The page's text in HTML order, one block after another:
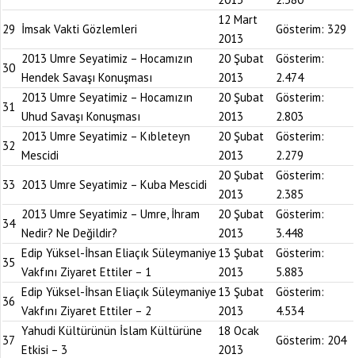
29 İmsak Vakti Gözlemleri
12 Mart
2013
Gösterim: 329
30
2013 Umre Seyatimiz – Hocamızın
Hendek Savaşı Konuşması
20 Şubat
2013
Gösterim:
2.474
31
2013 Umre Seyatimiz – Hocamızın
Uhud Savaşı Konuşması
20 Şubat
2013
Gösterim:
2.803
32
2013 Umre Seyatimiz – Kıbleteyn
Mescidi
20 Şubat
2013
Gösterim:
2.279
33 2013 Umre Seyatimiz – Kuba Mescidi
20 Şubat
2013
Gösterim:
2.385
34
2013 Umre Seyatimiz – Umre, İhram
Nedir? Ne Değildir?
20 Şubat
2013
Gösterim:
3.448
35
Edip Yüksel-İhsan Eliaçık Süleymaniye
Vakfını Ziyaret Ettiler – 1
13 Şubat
2013
Gösterim:
5.883
36
Edip Yüksel-İhsan Eliaçık Süleymaniye
Vakfını Ziyaret Ettiler – 2
13 Şubat
2013
Gösterim:
4.534
37
Yahudi Kültürünün İslam Kültürüne
Etkisi – 3
18 Ocak
2013
Gösterim: 204